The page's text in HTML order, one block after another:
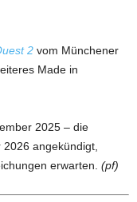
2 vom Münchener
Made in
2025 – die
angekündigt,
erwarten. (pf)